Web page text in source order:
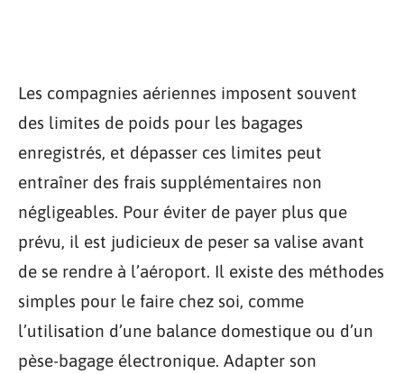
Les compagnies aériennes imposent souvent
des limites de poids pour les bagages
enregistrés, et dépasser ces limites peut
entraîner des frais supplémentaires non
négligeables. Pour éviter de payer plus que
prévu, il est judicieux de peser sa valise avant
de se rendre à l’aéroport. Il existe des méthodes
simples pour le faire chez soi, comme
l’utilisation d’une balance domestique ou d’un
pèse-bagage électronique. Adapter son